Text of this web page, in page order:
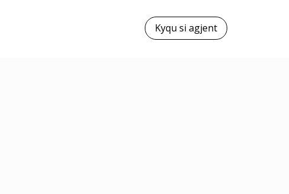
Kyqu si agjent